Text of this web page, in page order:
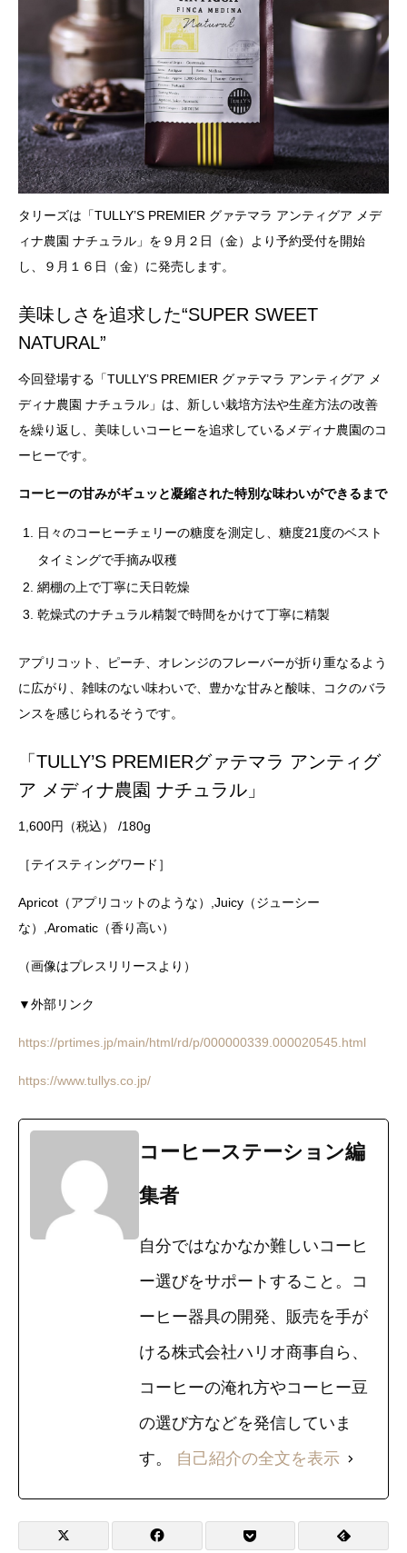
タリーズは「TULLY’S PREMIER グァテマラ アンティグア メデ
ィナ農園 ナチュラル」を９月２日（金）より予約受付を開始
し、９月１６日（金）に発売します。
美味しさを追求した“SUPER SWEET
NATURAL”
今回登場する「TULLY’S PREMIER グァテマラ アンティグア メ
ディナ農園 ナチュラル」は、新しい栽培方法や生産方法の改善
を繰り返し、美味しいコーヒーを追求しているメディナ農園のコ
ーヒーです。
コーヒーの甘みがギュッと凝縮された特別な味わいができるまで
日々のコーヒーチェリーの糖度を測定し、糖度21度のベスト
タイミングで手摘み収穫
網棚の上で丁寧に天日乾燥
乾燥式のナチュラル精製で時間をかけて丁寧に精製
アプリコット、ピーチ、オレンジのフレーバーが折り重なるよう
に広がり、雑味のない味わいで、豊かな甘みと酸味、コクのバラ
ンスを感じられるそうです。
「TULLY’S PREMIERグァテマラ アンティグ
ア メディナ農園 ナチュラル」
1,600円（税込） /180g
［テイスティングワード］
Apricot（アプリコットのような）,Juicy（ジューシー
な）,Aromatic（香り高い）
（画像はプレスリリースより）
▼外部リンク
https://prtimes.jp/main/html/rd/p/000000339.000020545.html
https://www.tullys.co.jp/
コーヒーステーション編
集者
自分ではなかなか難しいコーヒ
ー選びをサポートすること。コ
ーヒー器具の開発、販売を手が
ける株式会社ハリオ商事自ら、
コーヒーの淹れ方やコーヒー豆
の選び方などを発信していま
す。 自己紹介の全文を表示